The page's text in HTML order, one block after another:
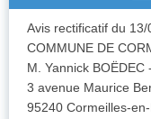
Avis rectificatif du 13/
COMMUNE DE
M. Yannick BOËDEC
3 avenue Maurice
95240 Cormeilles-